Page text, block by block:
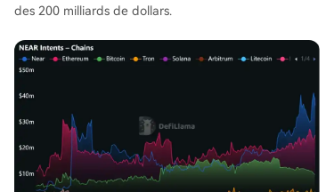
des 200 milliards de dollars.